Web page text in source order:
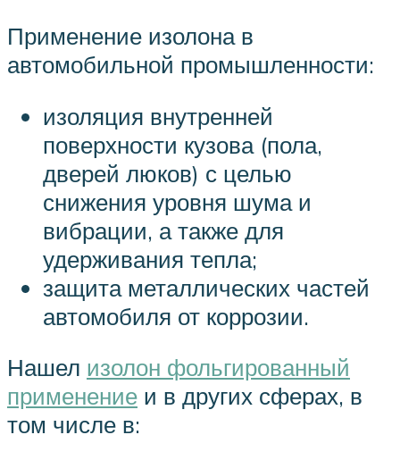
Применение изолона в
автомобильной промышленности:
изоляция внутренней
поверхности кузова (пола,
дверей люков) с целью
снижения уровня шума и
вибрации, а также для
удерживания тепла;
защита металлических частей
автомобиля от коррозии.
Нашел изолон фольгированный
применение и в других сферах, в
том числе в: